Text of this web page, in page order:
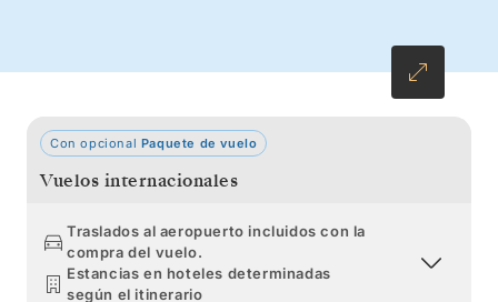
Con opcional Paquete de vuelo
Vuelos internacionales
Traslados al aeropuerto incluidos con la
compra del vuelo.
Estancias en hoteles determinadas
según el itinerario